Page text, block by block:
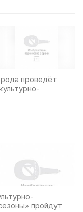
проведёт
пройдут